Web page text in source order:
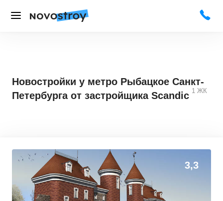
Новостройки у метро Рыбацкое Санкт-
Петербурга от застройщика Scandic 1 ЖК
3,3